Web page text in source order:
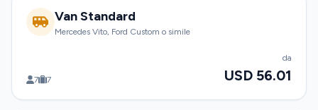
Van Standard
Mercedes Vito, Ford Custom o simile
7 7
da
USD 56.01